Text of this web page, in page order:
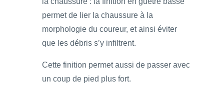
permet de lier la chaussure à la
morphologie du coureur, et ainsi éviter
que les débris s’y infiltrent.
Cette finition permet aussi de passer avec
un coup de pied plus fort.